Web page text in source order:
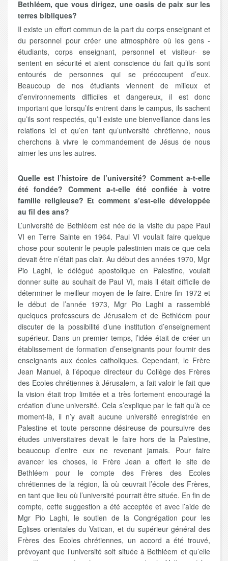
Bethléem, que vous dirigez, une oasis de paix sur les
terres bibliques?
Il existe un effort commun de la part du corps enseignant et
du personnel pour créer une atmosphère où les gens -
étudiants, corps enseignant, personnel et visiteur- se
sentent en sécurité et aient conscience du fait qu’ils sont
entourés de personnes qui se préoccupent d’eux.
Beaucoup de nos étudiants viennent de milieux et
d’environnements difficiles et dangereux, il est donc
important que lorsqu’ils entrent dans le campus, ils sachent
qu’ils sont respectés, qu’il existe une bienveillance dans les
relations ici et qu’en tant qu’université chrétienne, nous
cherchons à vivre le commandement de Jésus de nous
aimer les uns les autres.
Quelle est l’histoire de l’université? Comment a-t-elle
été fondée? Comment a-t-elle été confiée à votre
famille religieuse? Et comment s’est-elle développée
au fil des ans?
L’université de Bethléem est née de la visite du pape Paul
VI en Terre Sainte en 1964. Paul VI voulait faire quelque
chose pour soutenir le peuple palestinien mais ce que cela
devait être n’était pas clair. Au début des années 1970, Mgr
Pio Laghi, le délégué apostolique en Palestine, voulait
donner suite au souhait de Paul VI, mais il était difficile de
déterminer le meilleur moyen de le faire. Entre fin 1972 et
le début de l’année 1973, Mgr Pio Laghi a rassemblé
quelques professeurs de Jérusalem et de Bethléem pour
discuter de la possibilité d’une institution d’enseignement
supérieur. Dans un premier temps, l’idée était de créer un
établissement de formation d’enseignants pour fournir des
enseignants aux écoles catholiques. Cependant, le Frère
Jean Manuel, à l’époque directeur du Collège des Frères
des Ecoles chrétiennes à Jérusalem, a fait valoir le fait que
la vision était trop limitée et a très fortement encouragé la
création d’une université. Cela s’explique par le fait qu’à ce
moment-là, il n’y avait aucune université enregistrée en
Palestine et toute personne désireuse de poursuivre des
études universitaires devait le faire hors de la Palestine,
beaucoup d’entre eux ne revenant jamais. Pour faire
avancer les choses, le Frère Jean a offert le site de
Bethléem pour le compte des Frères des Ecoles
chrétiennes de la région, là où œuvrait l’école des Frères,
en tant que lieu où l’université pourrait être située. En fin de
compte, cette suggestion a été acceptée et avec l’aide de
Mgr Pio Laghi, le soutien de la Congrégation pour les
Eglises orientales du Vatican, et du supérieur général des
Frères des Ecoles chrétiennes, un accord a été trouvé,
prévoyant que l’université soit située à Bethléem et qu’elle